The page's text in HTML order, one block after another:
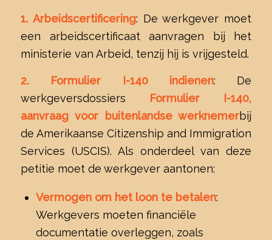
1. Arbeidscertificering: De werkgever moet
een arbeidscertificaat aanvragen bij het
ministerie van Arbeid, tenzij hij is vrijgesteld.
2. Formulier I-140 indienen: De
werkgeversdossiers Formulier I-140,
aanvraag voor buitenlandse werknemerbij
de Amerikaanse Citizenship and Immigration
Services (USCIS). Als onderdeel van deze
petitie moet de werkgever aantonen:
Vermogen om het loon te betalen:
Werkgevers moeten financiële
documentatie overleggen, zoals